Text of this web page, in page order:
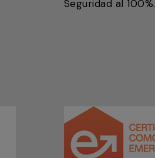
Seguridad al 100%.